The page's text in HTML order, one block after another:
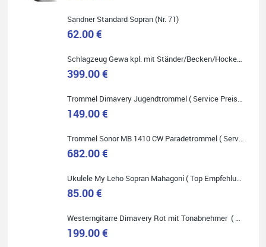
Marie-Luise Mroß
Freitag vorbeigekommen, eben geklingelt und top beraten
Onlineshopping vorziehen.
Klein...aber fein!
Sandner Standard Sopran (Nr. 71)
62.00 €
Schlagzeug Gewa kpl. mit Ständer/Becken/Hocker DER RENNER ! (Service Preis inkl. Werkstatt Service)
399.00 €
Trommel Dimavery Jugendtrommel ( Service Preis inkl. Werkstatt Service )
149.00 €
Trommel Sonor MB 1410 CW Paradetrommel ( Service Preis inkl. Werkstatt Service )
682.00 €
Ukulele My Leho Sopran Mahagoni ( Top Empfehlung ! )
85.00 €
Westerngitarre Dimavery Rot mit Tonabnehmer ( Service Preis inkl. Werkstatt Service )
199.00 €